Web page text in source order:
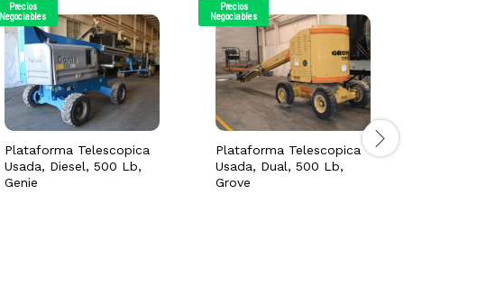
Precios
Negociables
Plataforma Telescopica
Usada, Diesel, 500 Lb,
Genie
Precios
Negociables
Plataforma Telescopica
Usada, Dual, 500 Lb,
Grove